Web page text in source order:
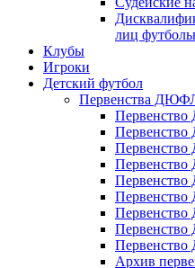
лиц
Клубы
Игроки
Детский футбол
Первенства
Архив